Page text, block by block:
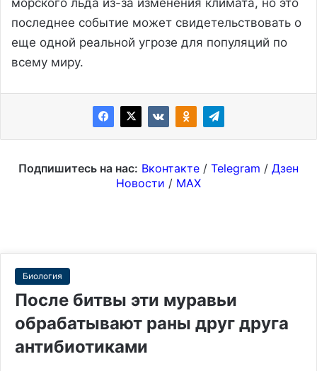
последнее событие может свидетельствовать о
еще одной реальной угрозе для популяций по
всему миру.
Подпишитесь на нас: Вконтакте / Telegram / Дзен
Новости / MAX